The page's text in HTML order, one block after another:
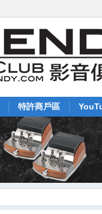
特許商戶區